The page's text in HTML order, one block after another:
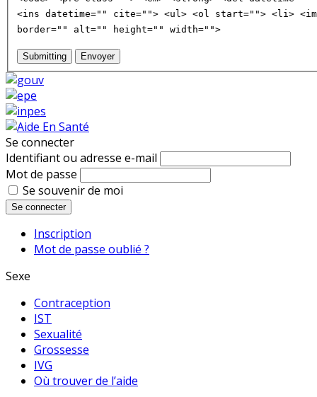
<ins datetime="" cite=""> <ul> <ol start=""> <li>
border="" alt="" height="" width="">
Submitting Envoyer
Se connecter
Identifiant ou adresse e-mail
Mot de passe
Se souvenir de moi
Se connecter
Inscription
Mot de passe oublié ?
Sexe
Contraception
IST
Sexualité
Grossesse
IVG
Où trouver de l’aide